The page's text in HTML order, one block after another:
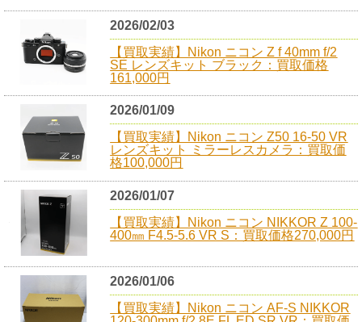
2026/02/03
【買取実績】Nikon ニコン Z f 40mm f/2
SE レンズキット ブラック：買取価格
161,000円
2026/01/09
【買取実績】Nikon ニコン Z50 16-50 VR
レンズキット ミラーレスカメラ：買取価
格100,000円
2026/01/07
【買取実績】Nikon ニコン NIKKOR Z 100-
400㎜ F4.5-5.6 VR S：買取価格270,000円
2026/01/06
【買取実績】Nikon ニコン AF-S NIKKOR